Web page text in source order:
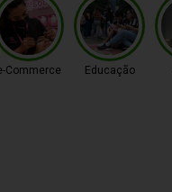
Commerce Educação